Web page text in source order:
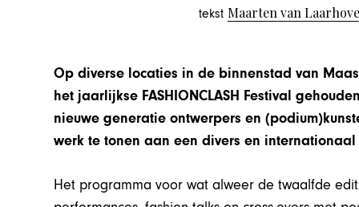
tekst Maarten van
Op diverse locaties in de binnenstad van
het jaarlijkse FASHIONCLASH Festival
nieuwe generatie ontwerpers en
werk te tonen aan een divers en
Het programma voor wat alweer de twaalfde